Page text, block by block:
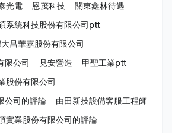
光電 恩茂科技
關東鑫林待遇
系統科技股份有限公司ptt
昌華嘉股份有限公司
限公司
見安營造
甲聖工業ptt
股份有限公司
公司的評論
由田新技設備客服工程師
實業股份有限公司的評論